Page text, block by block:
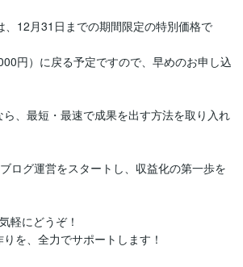
、12月31日までの期間限定の特別価格で
円）に戻る予定ですので、早めのお申し込
、最短・最速で成果を出す方法を取り入れ
ログ運営をスタートし、収益化の第一歩を
軽にどうぞ！
を、全力でサポートします！